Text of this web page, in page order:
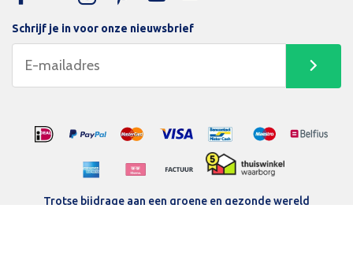
Schrijf je in voor onze nieuwsbrief
Trotse bijdrage aan een groene en gezonde wereld